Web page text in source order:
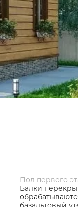
Пол первого
Балки